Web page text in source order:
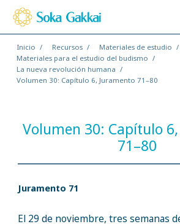
Inicio Recursos
Materiales de estudio
Materiales para el estudio del budismo
La nueva revolución humana
Volumen 30: Capítulo 6, Juramento 71–80
Volumen 30: Capítulo
71–80
Juramento 71
El 29 de noviembre, tres semanas